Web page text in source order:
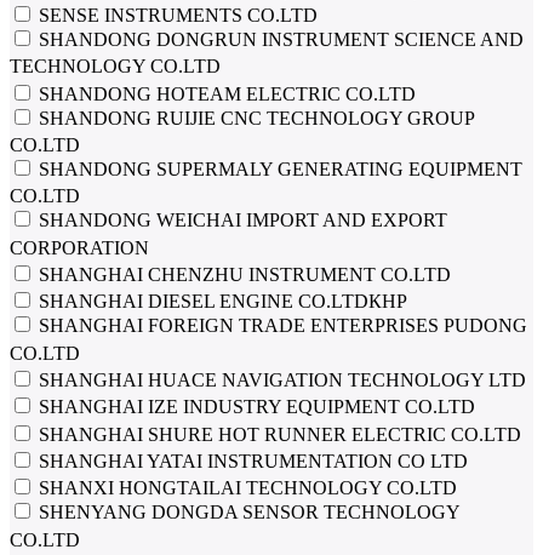
SENSE INSTRUMENTS CO.LTD
SHANDONG DONGRUN INSTRUMENT SCIENCE AND
TECHNOLOGY CO.LTD
SHANDONG HOTEAM ELECTRIC CO.LTD
SHANDONG RUIJIE CNC TECHNOLOGY GROUP
CO.LTD
SHANDONG SUPERMALY GENERATING EQUIPMENT
CO.LTD
SHANDONG WEICHAI IMPORT AND EXPORT
CORPORATION
SHANGHAI CHENZHU INSTRUMENT CO.LTD
SHANGHAI DIESEL ENGINE CO.LTDКНР
SHANGHAI FOREIGN TRADE ENTERPRISES PUDONG
CO.LTD
SHANGHAI HUACE NAVIGATION TECHNOLOGY LTD
SHANGHAI IZE INDUSTRY EQUIPMENT CO.LTD
SHANGHAI SHURE HOT RUNNER ELECTRIC CO.LTD
SHANGHAI YATAI INSTRUMENTATION CO LTD
SHANXI HONGTAILAI TECHNOLOGY CO.LTD
SHENYANG DONGDA SENSOR TECHNOLOGY
CO.LTD